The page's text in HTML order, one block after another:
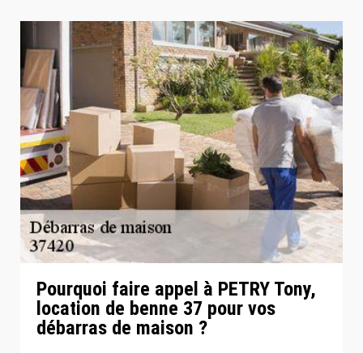
Pourquoi faire appel à PETRY Tony,
location de benne 37 pour vos
débarras de maison ?